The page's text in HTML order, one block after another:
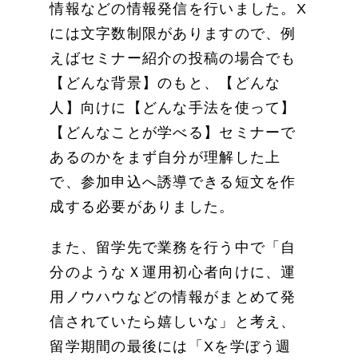
情報などの情報発信を行いました。X
には文字数制限がありますので、例
えばセミナー紹介の投稿の場合でも
【どんな背景】のもと、【どんな
人】向けに【どんな手法を使って】
【どんなことが学べる】セミナーで
あるのかをまず自分が理解した上
で、参加申込へ誘導できる短文を作
成する必要がありました。
また、留学先で業務を行う中で「自
分のようなＸ運用初心者向けに、運
用ノウハウなどの情報がまとめて発
信されていたら嬉しいな」と考え、
留学期間の最後には「Xを学ぼう週